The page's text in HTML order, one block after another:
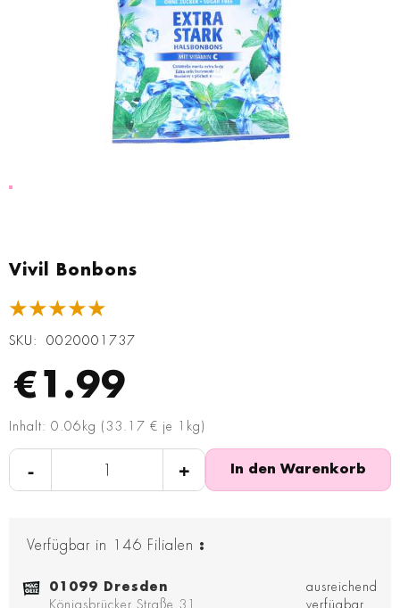
Vivil Bonbons
★★★★★
SKU 0020001737
€1.99
Inhalt: 0.06kg (33.17 € je 1kg)
- + In den Warenkorb
Verfügbar in 146 Filialen :
01099 Dresden
Königsbrücker Straße 31
ausreichend
verfügbar
Anfang
Bildgalerie